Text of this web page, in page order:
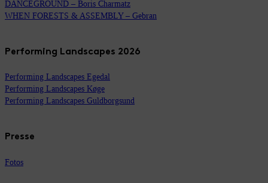
DANCEGROUND – Boris Charmatz
WHEN FORESTS & ASSEMBLY – Gebran
Performing Landscapes 2026
Performing Landscapes Egedal
Performing Landscapes Køge
Performing Landscapes Guldborgsund
Presse
Fotos